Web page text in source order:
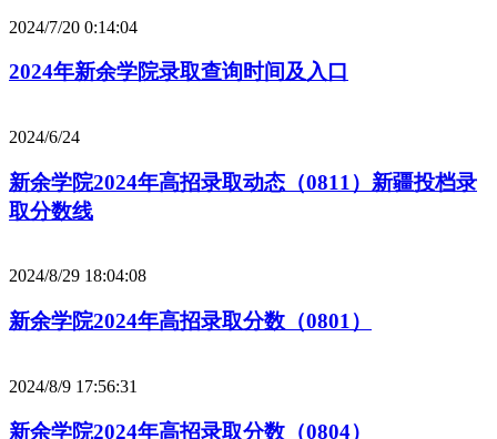
2024/7/20 0:14:04
2024年新余学院录取查询时间及入口
2024/6/24
新余学院2024年高招录取动态（0811）新疆投档录
取分数线
2024/8/29 18:04:08
新余学院2024年高招录取分数（0801）
2024/8/9 17:56:31
新余学院2024年高招录取分数（0804）